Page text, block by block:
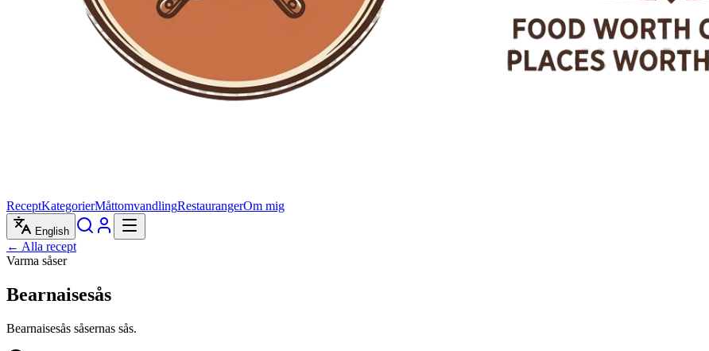
ReceptKategorierMåttomvandlingRestaurangerOm mig
English
← Alla recept
Varma såser
Bearnaisesås
Bearnaisesås såsernas sås.